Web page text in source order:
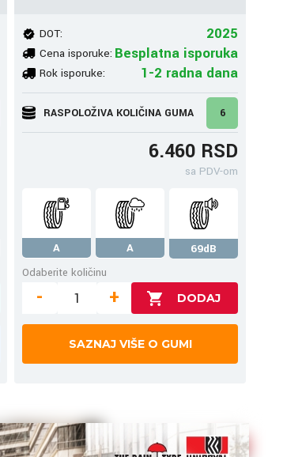
DOT: 2025
Cena isporuke: Besplatna isporuka
Rok isporuke: 1-2 radna dana
RASPOLOŽIVA KOLIČINA GUMA 6
6.460 RSD
sa PDV-om
A A
69dB
Odaberite količinu
- +
SAZNAJ VIŠE O GUMI